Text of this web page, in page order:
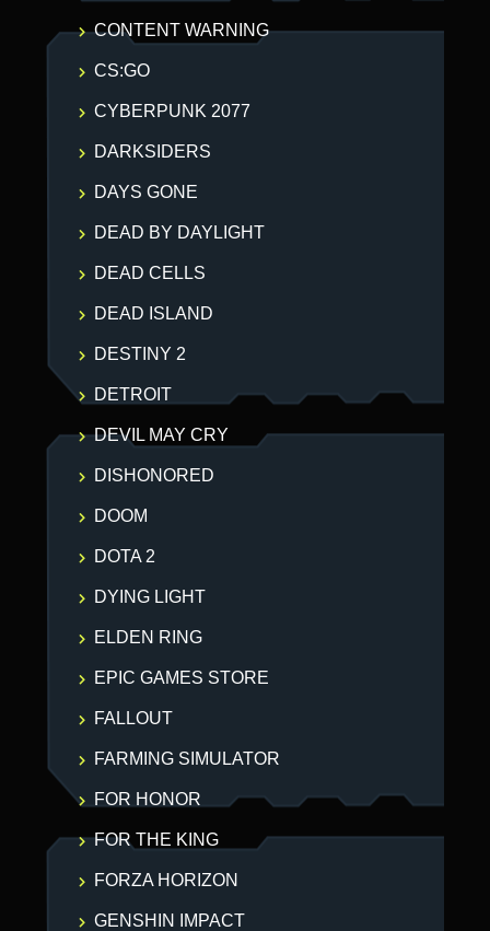
CONTENT WARNING
CS:GO
CYBERPUNK 2077
DARKSIDERS
DAYS GONE
DEAD BY DAYLIGHT
DEAD CELLS
DEAD ISLAND
DESTINY 2
DETROIT
DEVIL MAY CRY
DISHONORED
DOOM
DOTA 2
DYING LIGHT
ELDEN RING
EPIC GAMES STORE
FALLOUT
FARMING SIMULATOR
FOR HONOR
FOR THE KING
FORZA HORIZON
GENSHIN IMPACT